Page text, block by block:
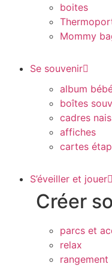
boites
Mommy
Se souvenir
album
boîtes
cadres
affiches
cartes
S’éveiller et jouer
Créer
parcs et
relax
rangement